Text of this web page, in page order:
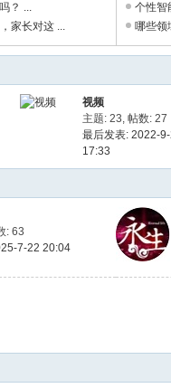
？ ...
家长对这 ...
个性智
哪些领
视频
主题: 23,帖数: 27
最后发表: 2022-
17:33
: 63
7-22 20:04